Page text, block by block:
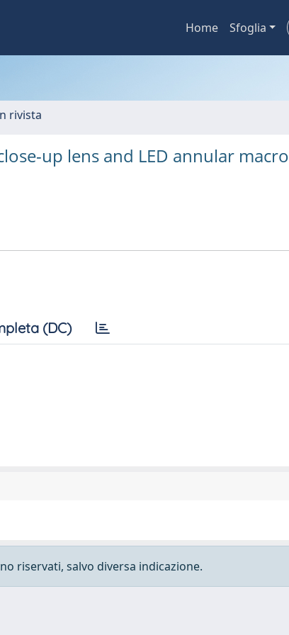
Home Sfoglia
rivista
up lens and LED annular macro
(DC)
riservati, salvo diversa indicazione.